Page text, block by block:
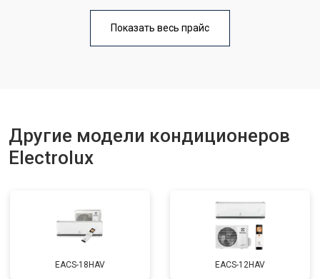
Показать весь прайс
Другие модели кондиционеров
Electrolux
EACS-18HAV EACS-12HAV